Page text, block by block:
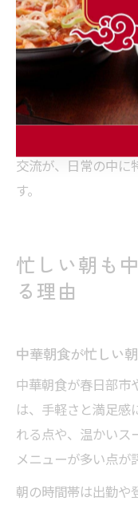
リピーターを増やす
楽しみながら地域コ
るのは、春日部市と
口コミや地元住民の
に始まる」「地域の
実際の体験談が多
交流が、日常の中に
す。
忙しい朝も
る理由
中華朝食が忙しい
中華朝食が春日部市
は、手軽さと満足感
れる点や、温かいス
メニューが多い点が
朝の時間帯は出勤や